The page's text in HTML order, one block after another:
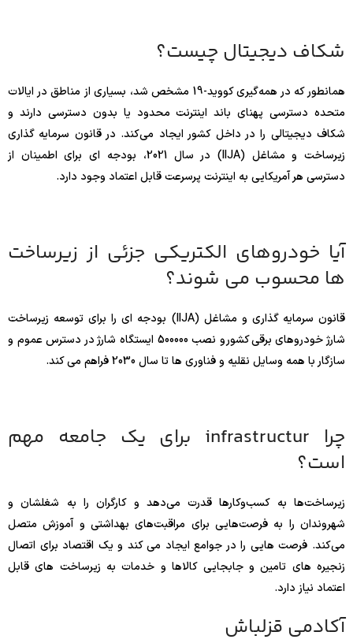
شکاف دیجیتال چیست؟
همانطور که در همه‌گیری کووید-19 مشخص شد، بسیاری از مناطق در ایالات
متحده دسترسی پهنای باند اینترنت محدود یا بدون دسترسی دارند و
شکاف دیجیتالی را در داخل کشور ایجاد می‌کند. در قانون سرمایه گذاری
زیرساخت و مشاغل (IIJA) در سال 2021، بودجه ای برای اطمینان از
دسترسی هر آمریکایی به اینترنت پرسرعت قابل اعتماد وجود دارد.
آیا خودروهای الکتریکی جزئی از زیرساخت
ها محسوب می شوند؟
قانون سرمایه گذاری و مشاغل (IIJA) بودجه ای را برای توسعه زیرساخت
شارژ خودروهای برقی کشور و نصب 500000 ایستگاه شارژ در دسترس عموم و
سازگار با همه وسایل نقلیه و فناوری ها تا سال 2030 فراهم می کند.
چرا infrastructur برای یک جامعه مهم
است؟
زیرساخت‌ها به کسب‌وکارها قدرت می‌دهد و کارگران را به شغلشان و
شهروندان را به فرصت‌هایی برای مراقبت‌های بهداشتی و آموزش متصل
می‌کند. فرصت هایی را در جوامع ایجاد می کند و یک اقتصاد برای اتصال
زنجیره های تامین و جابجایی کالاها و خدمات به زیرساخت های قابل
اعتماد نیاز دارد.
آکادمی قزلباش